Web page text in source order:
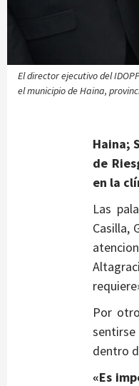
El director ejecutivo del
el municipio de Haina,
Haina;
de
en la
Las
Casilla,
Por
dentro
«Es